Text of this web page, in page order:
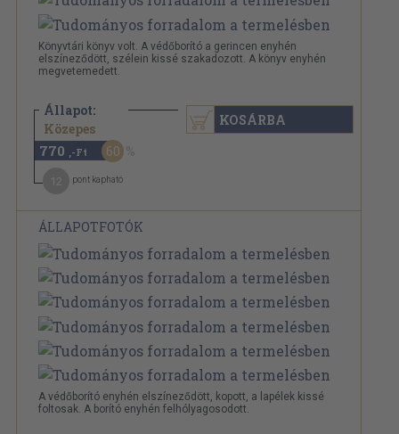
Könyvtári könyv volt. A védőborító a gerincen enyhén
elszíneződött, szélein kissé szakadozott. A könyv enyhén
megvetemedett.
Állapot:
Közepes
1.940 Ft
770 ,-Ft 60
pont kapható
KOSÁRBA
ÁLLAPOTFOTÓK
A védőborító enyhén elszíneződött, kopott, a lapélek kissé
foltosak. A borító enyhén felhólyagosodott.